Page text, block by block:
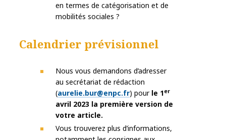
en termes de catégorisation et de
mobilités sociales ?
Calendrier prévisionnel
Nous vous demandons d’adresser
au secrétariat de rédaction
(aurelie.bur@enpc.fr) pour le 1er
avril 2023 la première version de
votre article.
Vous trouverez plus d’informations,